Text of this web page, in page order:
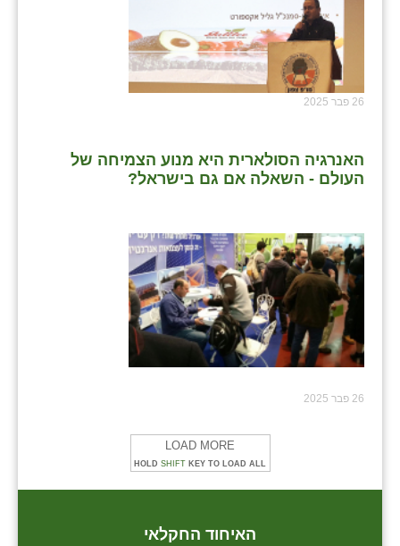
26 פבר 2025
האנרגיה הסולארית היא מנוע הצמיחה של
העולם - השאלה אם גם בישראל?
26 פבר 2025
LOAD MORE
HOLD SHIFT KEY TO LOAD ALL
האיחוד החקלאי